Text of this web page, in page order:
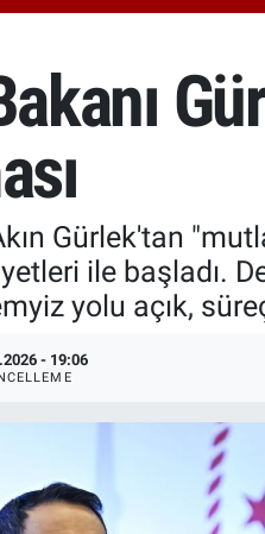
Gürlek'tan
ile başladı.
yolu açık,
- 19:06